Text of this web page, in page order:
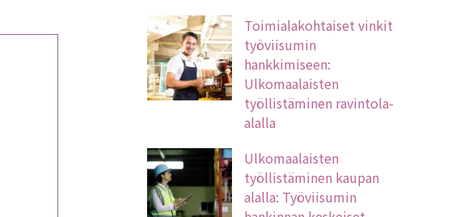
Toimialakohtaiset vinkit
työviisumin
hankkimiseen:
Ulkomaalaisten
työllistäminen ravintola-
alalla
Ulkomaalaisten
työllistäminen kaupan
alalla: Työviisumin